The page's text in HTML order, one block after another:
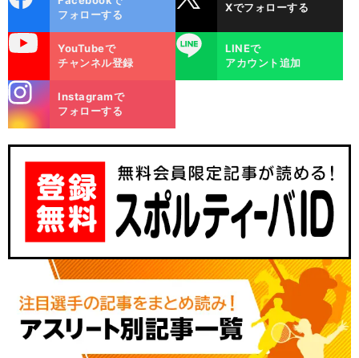
】
・
怖
へ
ok
フォローする
Xでフォローする
YouTubeで
チャンネル登録
LINE
LINEで
アカウント追加
m
Instagramで
フォローする